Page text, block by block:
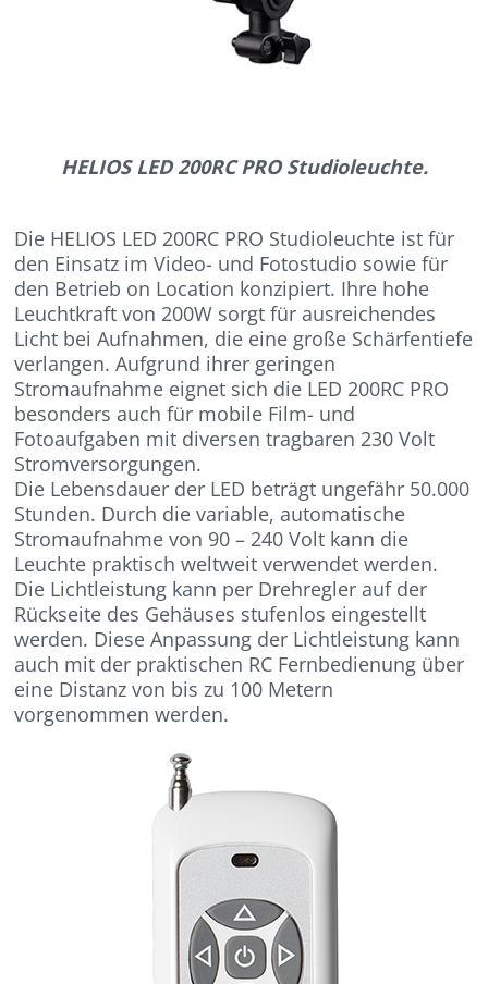
HELIOS LED 200RC PRO Studioleuchte.
Die HELIOS LED 200RC PRO Studioleuchte ist für
den Einsatz im Video- und Fotostudio sowie für
den Betrieb on Location konzipiert. Ihre hohe
Leuchtkraft von 200W sorgt für ausreichendes
Licht bei Aufnahmen, die eine große Schärfentiefe
verlangen. Aufgrund ihrer geringen
Stromaufnahme eignet sich die LED 200RC PRO
besonders auch für mobile Film- und
Fotoaufgaben mit diversen tragbaren 230 Volt
Stromversorgungen.
Die Lebensdauer der LED beträgt ungefähr 50.000
Stunden. Durch die variable, automatische
Stromaufnahme von 90 – 240 Volt kann die
Leuchte praktisch weltweit verwendet werden.
Die Lichtleistung kann per Drehregler auf der
Rückseite des Gehäuses stufenlos eingestellt
werden. Diese Anpassung der Lichtleistung kann
auch mit der praktischen RC Fernbedienung über
eine Distanz von bis zu 100 Metern
vorgenommen werden.